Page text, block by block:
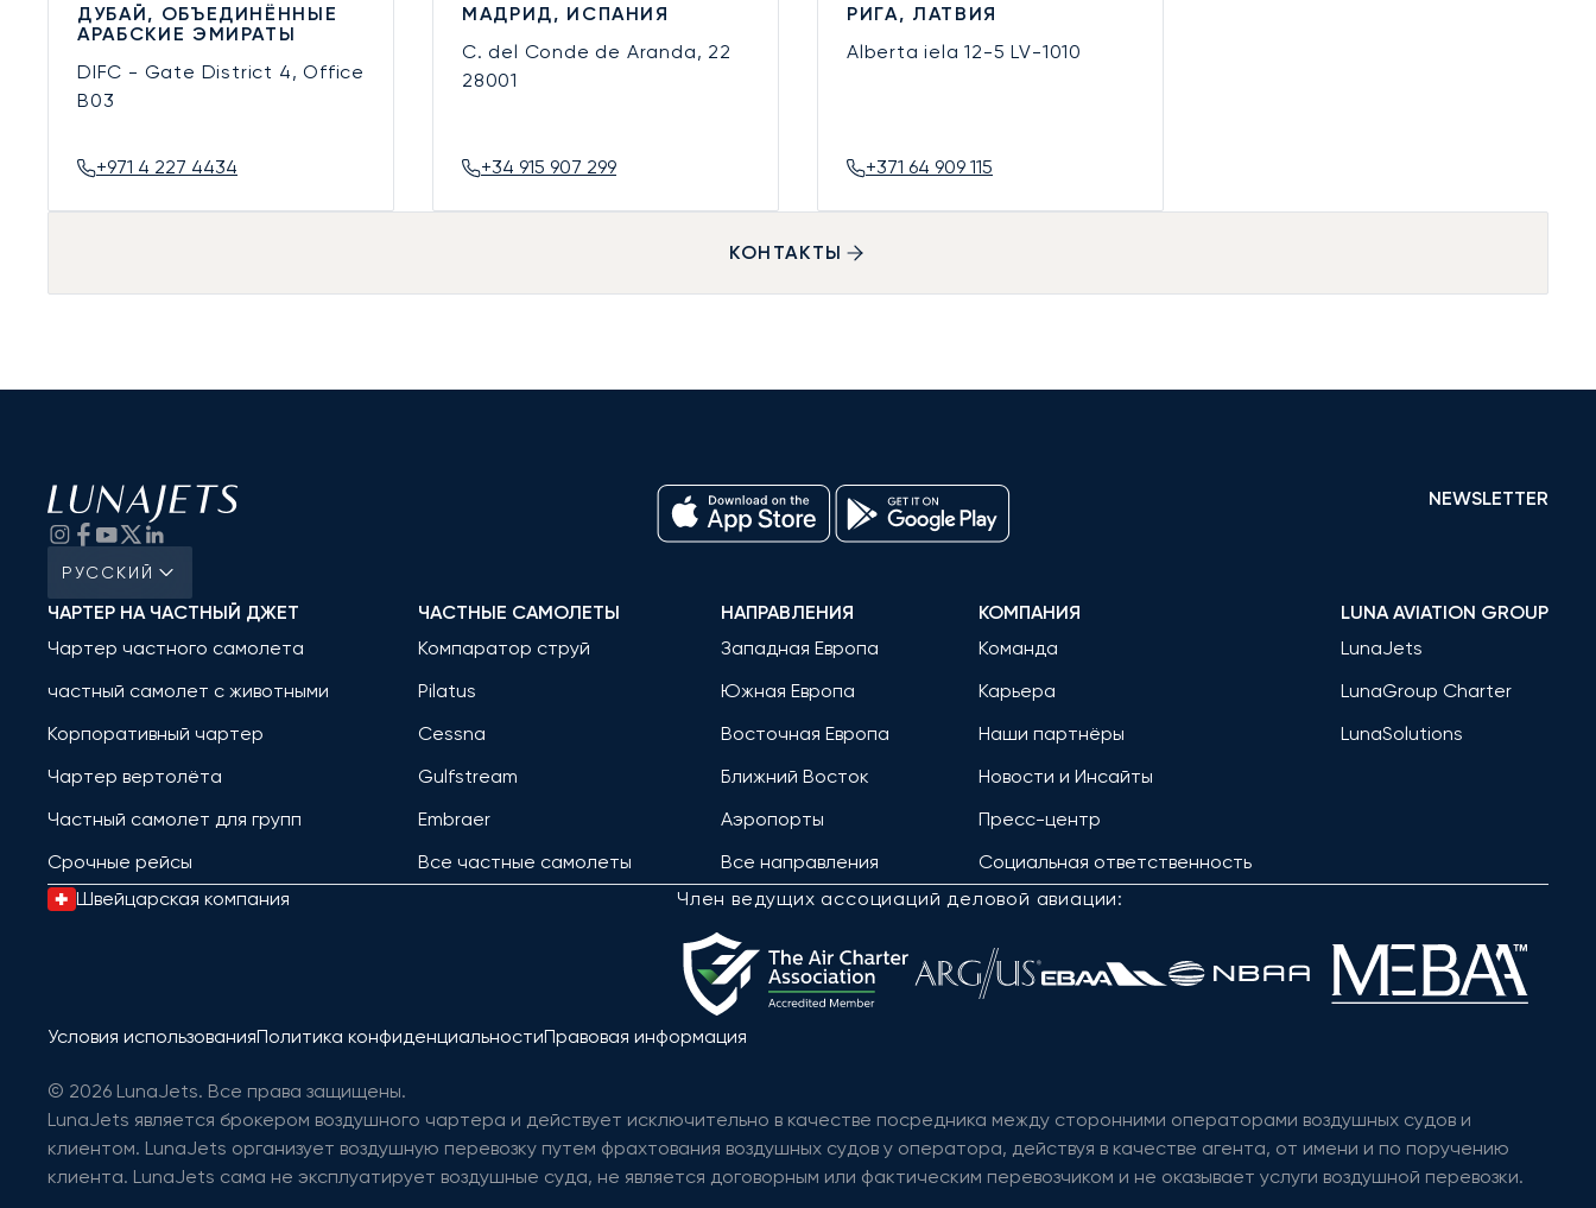
ДУБАЙ, ОБЪЕДИНЁННЫЕ
АРАБСКИЕ ЭМИРАТЫ
DIFC - Gate District 4, Office
B03
+971 4 227 4434
МАДРИД, ИСПАНИЯ
C. del Conde de Aranda, 22
28001
+34 915 907 299
РИГА, ЛАТВИЯ
Alberta iela 12-5LV-1010
+371 64 909 115
КОНТАКТЫ
РУССКИЙ
NEWSLETTER
ЧАРТЕР НА ЧАСТНЫЙ ДЖЕТ
Чартер частного самолета
частный самолет с животными
Корпоративный чартер
Чартер вертолёта
Частный самолет для групп
Срочные рейсы
ЧАСТНЫЕ САМОЛЕТЫ
Компаратор струй
Pilatus
Cessna
Gulfstream
Embraer
Все частные самолеты
НАПРАВЛЕНИЯ
Западная Европа
Южная Европа
Восточная Европа
Ближний Восток
Аэропорты
Все направления
КОМПАНИЯ
Команда
Карьера
Наши партнёры
Новости и Инсайты
Пресс-центр
Социальная ответственность
LUNA AVIATION GROUP
LunaJets
LunaGroup Charter
LunaSolutions
Швейцарская компания Член ведущих ассоциаций деловой авиации:
Условия использованияПолитика конфиденциальностиПравовая информация
© 2026 LunaJets. Все права защищены.
LunaJets является брокером воздушного чартера и действует исключительно в качестве посредника между сторонними операторами воздушных судов и
клиентом. LunaJets организует воздушную перевозку путем фрахтования воздушных судов у оператора, действуя в качестве агента, от имени и по поручению
клиента. LunaJets сама не эксплуатирует воздушные суда, не является договорным или фактическим перевозчиком и не оказывает услуги воздушной перевозки.